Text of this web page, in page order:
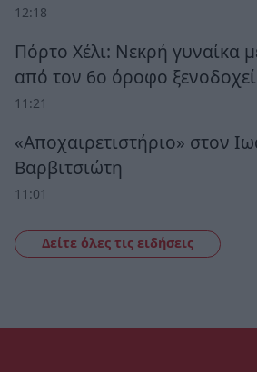
12:18
Πόρτο Χέλι: Νεκρή γυναίκα
από τον 6ο όροφο
11:21
«Αποχαιρετιστήριο» στον
Βαρβιτσιώτη
11:01
Δείτε όλες τις ειδήσεις